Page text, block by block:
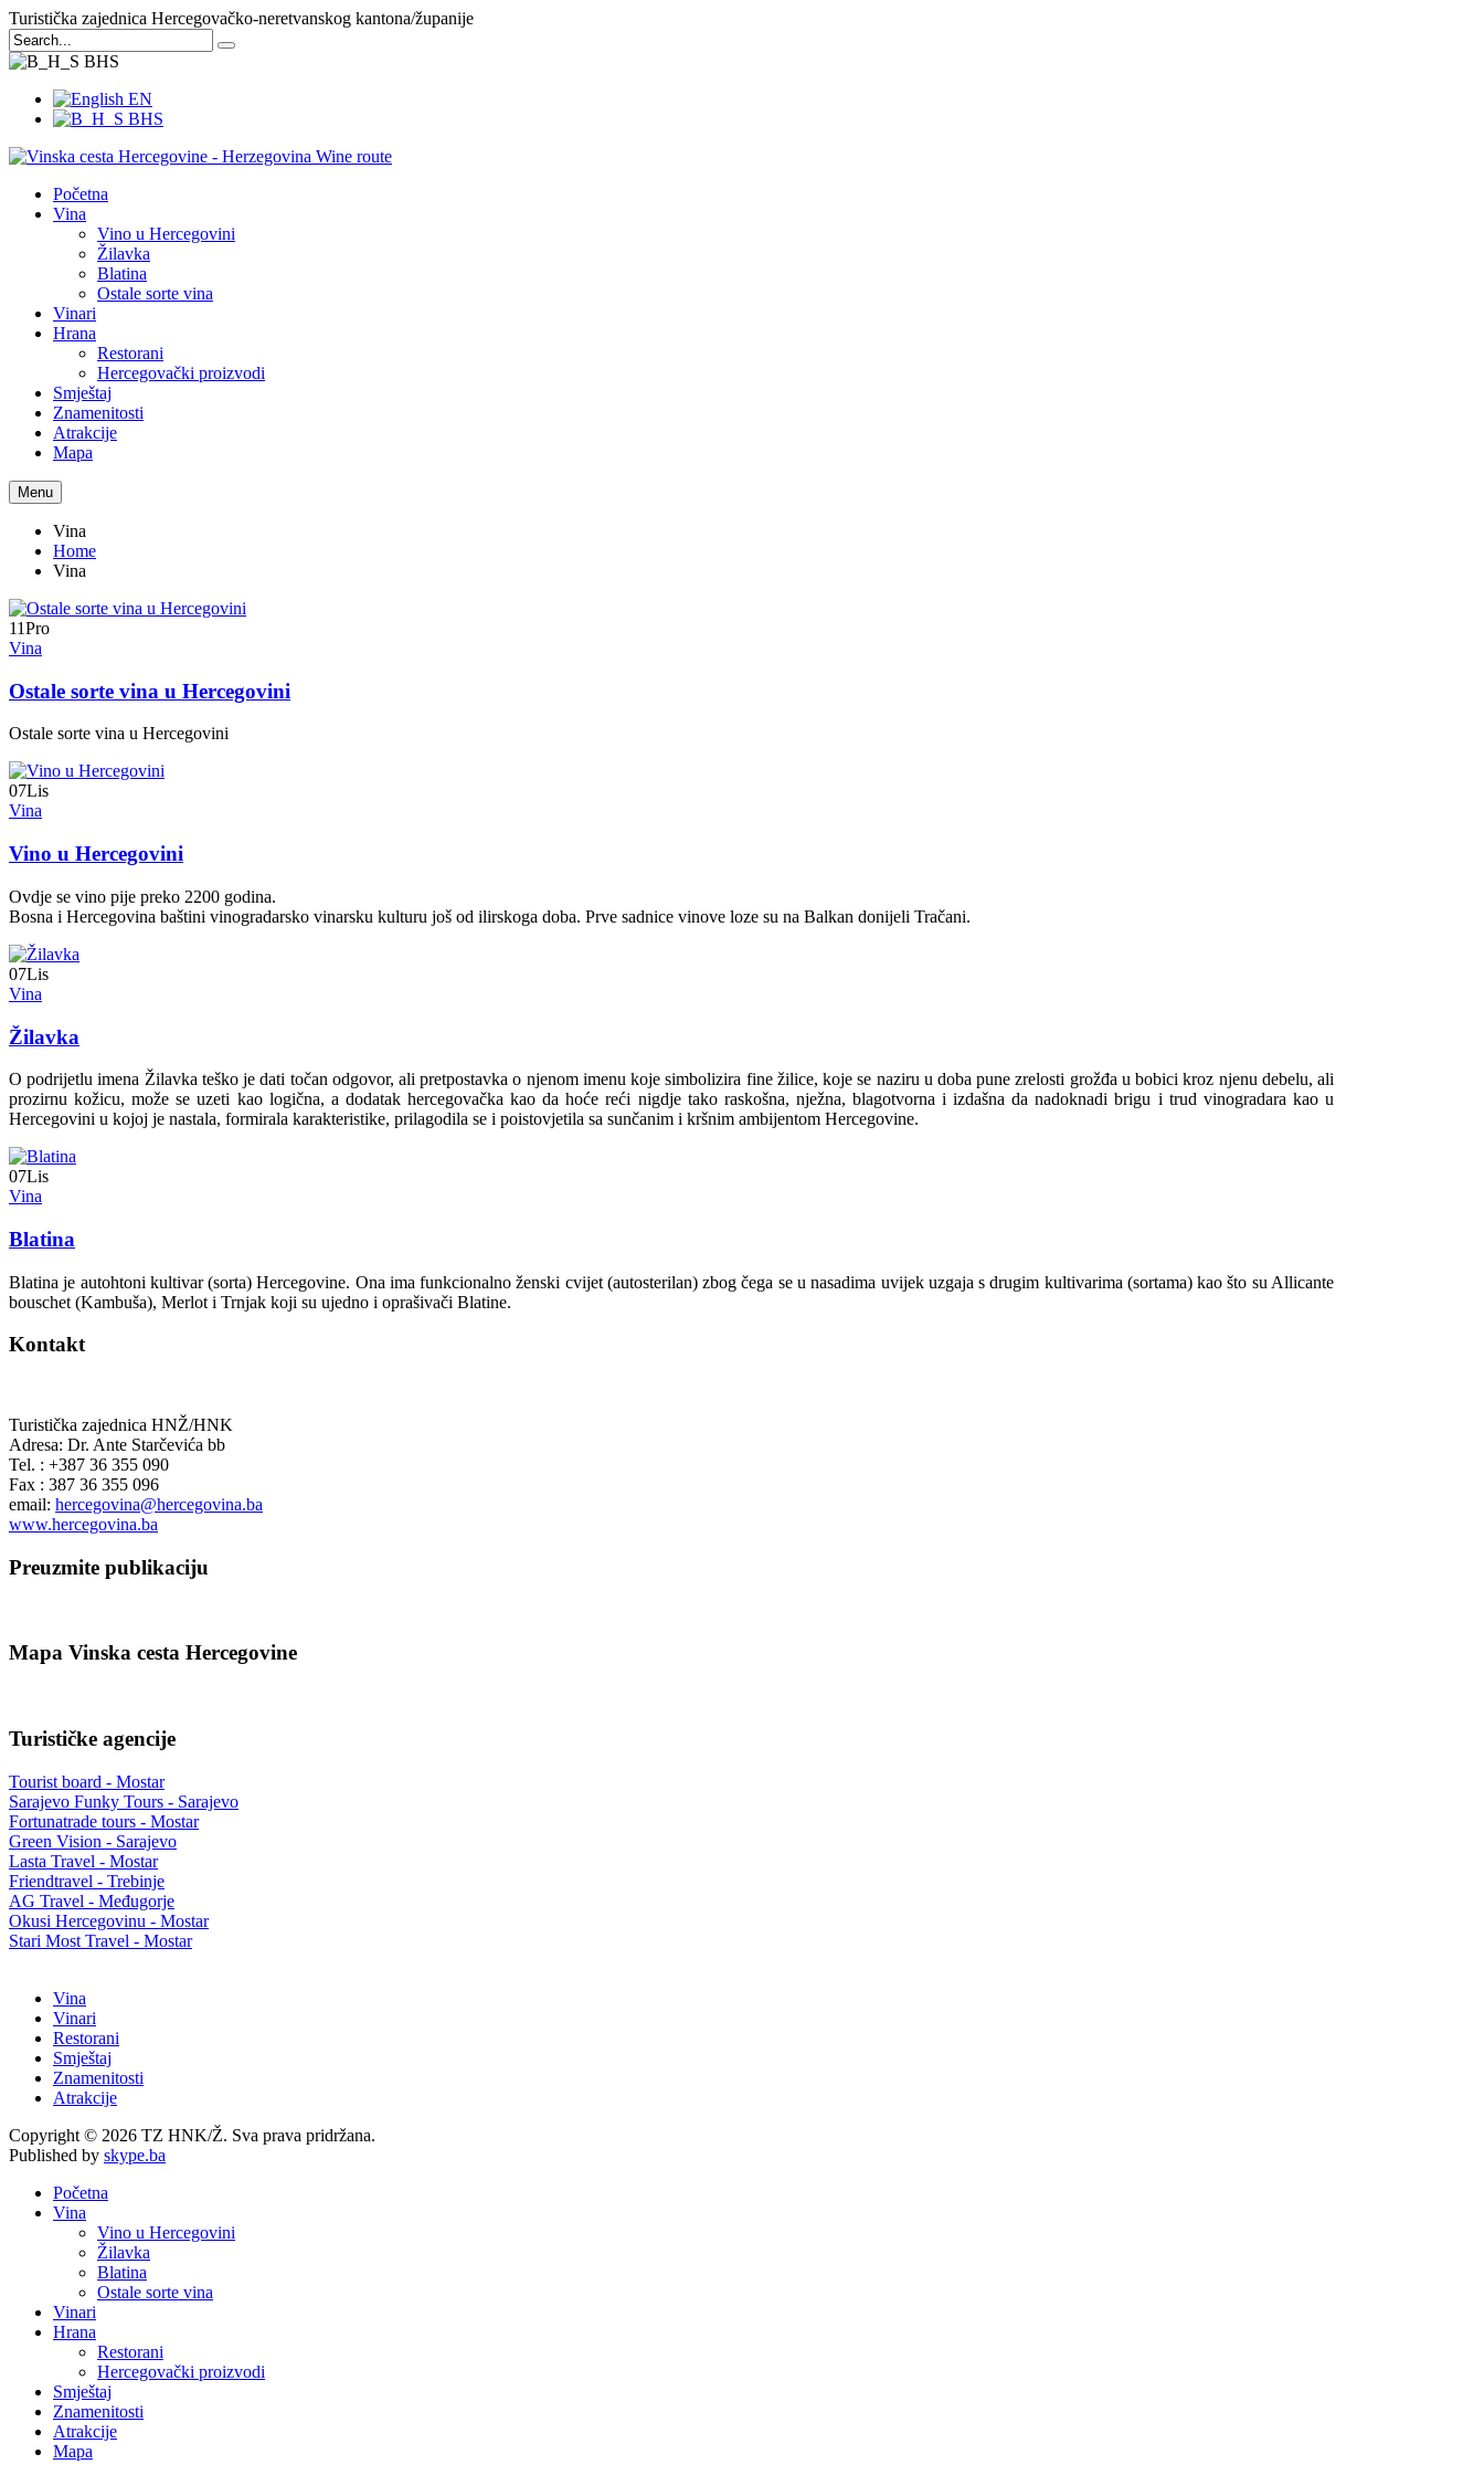
Turistička zajednica Hercegovačko-neretvanskog kantona/županije
BHS
EN
BHS
Početna
Vina
Vino u Hercegovini
Žilavka
Blatina
Ostale sorte vina
Vinari
Hrana
Restorani
Hercegovački proizvodi
Smještaj
Znamenitosti
Atrakcije
Mapa
Menu
Vina
Home
Vina
11Pro
Vina
Ostale sorte vina u Hercegovini
Ostale sorte vina u Hercegovini
07Lis
Vina
Vino u Hercegovini
Ovdje se vino pije preko 2200 godina.
Bosna i Hercegovina baštini vinogradarsko vinarsku kulturu još od ilirskoga doba. Prve sadnice vinove loze su na Balkan donijeli Tračani.
07Lis
Vina
Žilavka
O podrijetlu imena Žilavka teško je dati točan odgovor, ali pretpostavka o njenom imenu koje simbolizira fine žilice, koje se naziru u doba pune zrelosti grožđa u bobici kroz njenu debelu, ali
prozirnu kožicu, može se uzeti kao logična, a dodatak hercegovačka kao da hoće reći nigdje tako raskošna, nježna, blagotvorna i izdašna da nadoknadi brigu i trud vinogradara kao u
Hercegovini u kojoj je nastala, formirala karakteristike, prilagodila se i poistovjetila sa sunčanim i kršnim ambijentom Hercegovine.
07Lis
Vina
Blatina
Blatina je autohtoni kultivar (sorta) Hercegovine. Ona ima funkcionalno ženski cvijet (autosterilan) zbog čega se u nasadima uvijek uzgaja s drugim kultivarima (sortama) kao što su Allicante
bouschet (Kambuša), Merlot i Trnjak koji su ujedno i oprašivači Blatine.
Kontakt
Turistička zajednica HNŽ/HNK
Adresa: Dr. Ante Starčevića bb
Tel. : +387 36 355 090
Fax : 387 36 355 096
email: hercegovina@hercegovina.ba
www.hercegovina.ba
Preuzmite publikaciju
Mapa Vinska cesta Hercegovine
Turističke agencije
Tourist board - Mostar
Sarajevo Funky Tours - Sarajevo
Fortunatrade tours - Mostar
Green Vision - Sarajevo
Lasta Travel - Mostar
Friendtravel - Trebinje
AG Travel - Međugorje
Okusi Hercegovinu - Mostar
Stari Most Travel - Mostar
Vina
Vinari
Restorani
Smještaj
Znamenitosti
Atrakcije
Copyright © 2026 TZ HNK/Ž. Sva prava pridržana.
Published by skype.ba
Početna
Vina
Vino u Hercegovini
Žilavka
Blatina
Ostale sorte vina
Vinari
Hrana
Restorani
Hercegovački proizvodi
Smještaj
Znamenitosti
Atrakcije
Mapa